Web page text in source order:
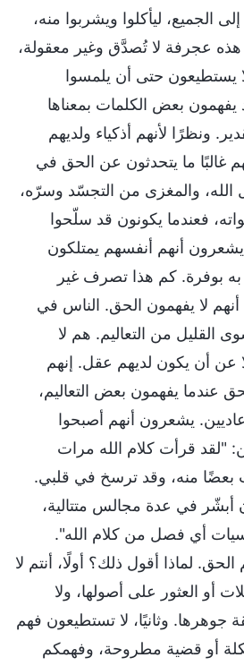
الجميع، ليأكلوا ويشربوا منه،
عجرفة لا تُصدَّق وغير معقولة،
يستطيعون حتى أن يلمسوا
بعض الكلمات بمعناها
ونظرًا لأنهم أذكياء ولديهم
غالبًا ما يتحدثون عن الحق في
والمغزى من التجسّد وسرّه،
فعندما يكونون قد سلّحوا
أنهم أنفسهم يمتلكون
به بوفرة. كم هذا تصرف غير
لا يفهمون الحق. الناس في
القليل من التعاليم. هم لا
عن أن يكون لديهم عقل. إنهم
عندما يفهمون بعض التعاليم،
عاديين. يشعرون أنهم أصبحوا
"لقد قرأت كلام الله مرات
بعضًا منه، وقد ترسخ في قلبي.
أبشّر في عدة مجالس متتالية،
أي فصل من كلام الله".
الحق. لماذا أقول ذلك؟ أولًا، أنتم لا
أو العثور على أصولها، ولا
جوهرها. وثانيًا، لا تستطيعون فهم
أو قضية مطروحة، وفهمكم